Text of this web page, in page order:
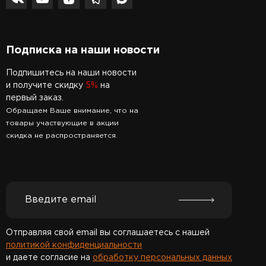
Подписка на наши новости
Подпишитесь на наши новости
и получите скидку 5% на
первый заказ.
Обращаем Ваше внимание, что на
товары участвующие в акции
скидка не распространяется.
Отправляя свой email вы соглашаетесь с нашей
политикой конфиденциальности
и даете согласие на обработку персональных данных